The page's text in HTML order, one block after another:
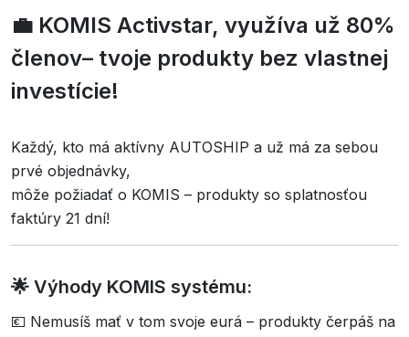
💼 KOMIS Activstar, využíva už 80%
členov– tvoje produkty bez vlastnej
investície!
Každý, kto má aktívny AUTOSHIP a už má za sebou
prvé objednávky,
môže požiadať o KOMIS – produkty so splatnosťou
faktúry 21 dní!
🌟 Výhody KOMIS systému:
💶 Nemusíš mať v tom svoje eurá – produkty čerpáš na